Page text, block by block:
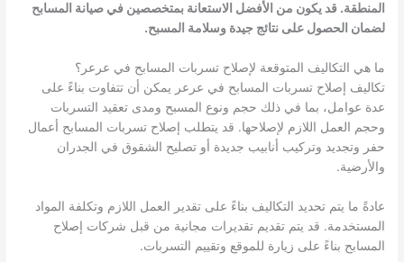
المنطقة. قد يكون من الأفضل الاستعانة بمتخصصين في صيانة المسابح
لضمان الحصول على نتائج جيدة وسلامة المسبح.
ما هي التكاليف المتوقعة لإصلاح تسربات المسابح في عرعر؟
تكاليف إصلاح تسربات المسابح في عرعر يمكن أن تتفاوت بناءً على
عدة عوامل، بما في ذلك حجم ونوع المسبح ومدى تعقيد التسربات
وحجم العمل اللازم لإصلاحها. قد يتطلب إصلاح تسربات المسابح أعمال
حفر وتجديد وتركيب أنابيب جديدة أو تصليح الشقوق في الجدران
والأرضية.
عادةً ما يتم تحديد التكاليف بناءً على تقدير العمل اللازم وتكلفة المواد
المستخدمة. قد يتم تقديم تقديرات مجانية من قبل شركات إصلاح
المسابح بناءً على زيارة للموقع وتقييم التسربات.